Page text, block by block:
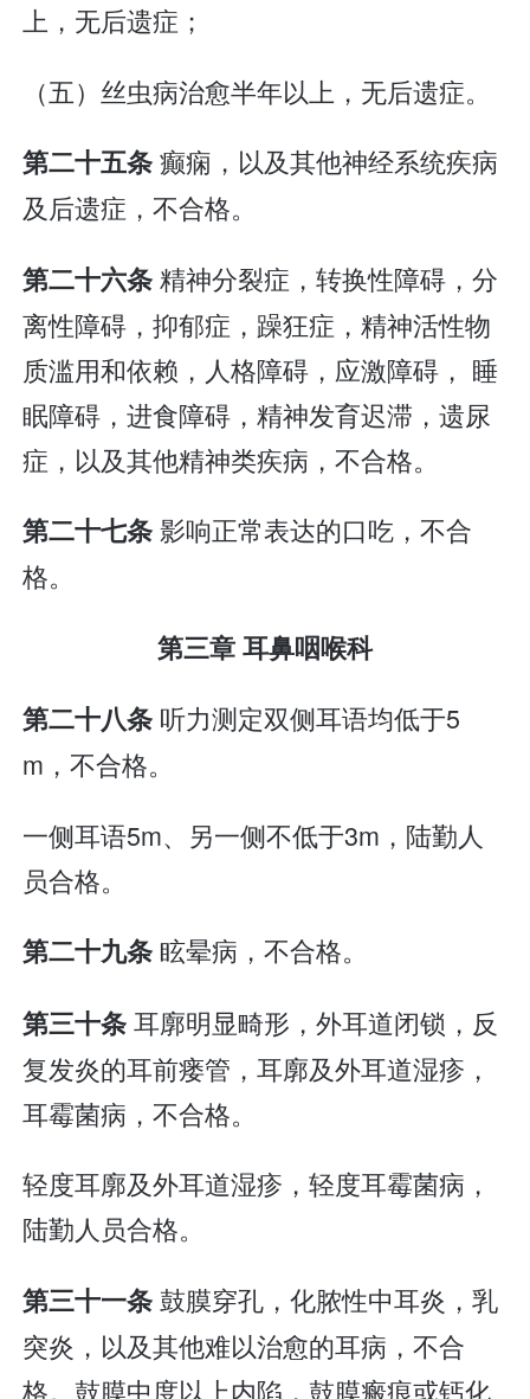
上，无后遗症；
（五）丝虫病治愈半年以上，无后遗症。
第二十五条癫痫，以及其他神经系统疾病
及后遗症，不合格。
第二十六条精神分裂症，转换性障碍，分
离性障碍，抑郁症，躁狂症，精神活性物
质滥用和依赖，人格障碍，应激障碍， 睡
眠障碍，进食障碍，精神发育迟滞，遗尿
症，以及其他精神类疾病，不合格。
第二十七条影响正常表达的口吃，不合
格。
第三章 耳鼻咽喉科
第二十八条 听力测定双侧耳语均低于5
m，不合格。
一侧耳语5m、另一侧不低于3m，陆勤人
员合格。
第二十九条 眩晕病，不合格。
第三十条耳廓明显畸形，外耳道闭锁，反
复发炎的耳前瘘管，耳廓及外耳道湿疹，
耳霉菌病，不合格。
轻度耳廓及外耳道湿疹，轻度耳霉菌病，
陆勤人员合格。
第三十一条鼓膜穿孔，化脓性中耳炎，乳
突炎，以及其他难以治愈的耳病，不合
格。鼓膜中度以上内陷，鼓膜瘢痕或钙化